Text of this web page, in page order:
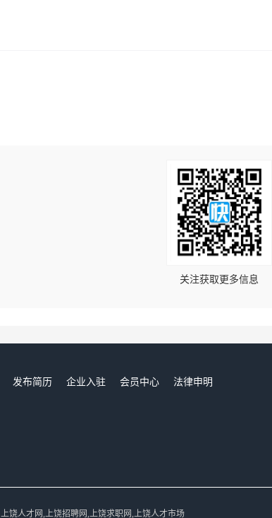
关注获取更多信息
发布简历 企业入驻 会员中心
法律申明
上饶人才网,上饶招聘网,上饶求职网,上饶人才市场